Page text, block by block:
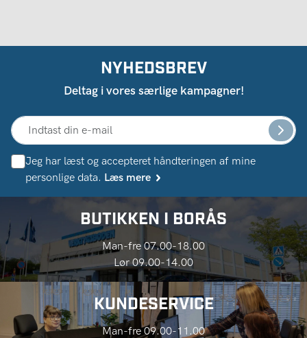
NYHEDSBREV
Deltag i vores særlige kampagner!
Jeg har læst og accepteret håndteringen af ​​mine
personlige data. Læs mere
BUTIKKEN I BORÅS
Man-fre 07.00-18.00
Lør 09.00-14.00
KUNDESERVICE
Man-fre 09.00-11.00